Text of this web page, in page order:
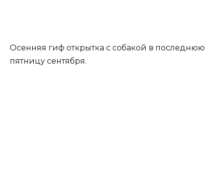
Осенняя гиф открытка с собакой в последнюю
пятницу сентября.